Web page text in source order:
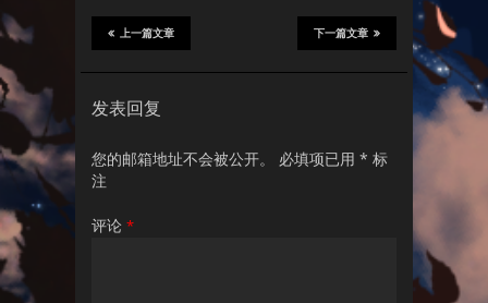
下一篇文章
上一篇文章
发表回复
您的邮箱地址不会被公开。 必填项已用 * 标
注
评论 *